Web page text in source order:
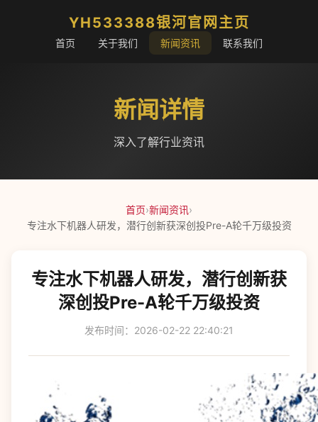
YH533388银河官网主页
首页 关于我们 新闻资讯 联系我们
新闻详情
深入了解行业资讯
首页›新闻资讯›
专注水下机器人研发，潜行创新获深创投Pre-A轮千万级投资
专注水下机器人研发，潜行创新获
深创投Pre-A轮千万级投资
发布时间：2026-02-22 22:40:21